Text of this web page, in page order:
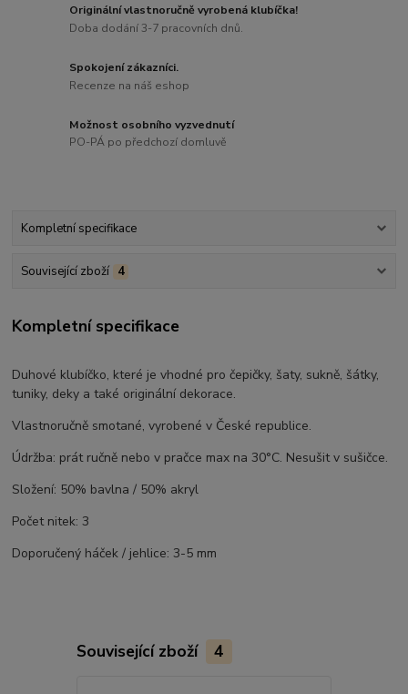
Originální vlastnoručně vyrobená klubíčka!
Doba dodání 3-7 pracovních dnů.
Spokojení zákazníci.
Recenze na náš eshop
Možnost osobního vyzvednutí
PO-PÁ po předchozí domluvě
Kompletní specifikace
Související zboží 4
Kompletní specifikace
Duhové klubíčko, které je vhodné pro čepičky, šaty, sukně, šátky,
tuniky, deky a také originální dekorace.
Vlastnoručně smotané, vyrobené v České republice.
Údržba: prát ručně nebo v pračce max na 30°C. Nesušit v sušičce.
Složení: 50% bavlna / 50% akryl
Počet nitek: 3
Doporučený háček / jehlice: 3-5 mm
Související zboží 4